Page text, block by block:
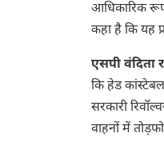
आधिकारिक
कहा है कि यह
एसपी वंदिता
कि हेड
सरकारी
वाहनों में